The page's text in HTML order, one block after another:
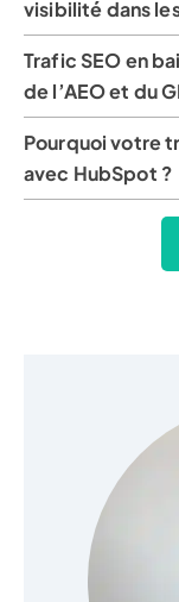
visibilité dans
Trafic SEO en
de l’AEO et du
Pourquoi votre
avec HubSpot ?